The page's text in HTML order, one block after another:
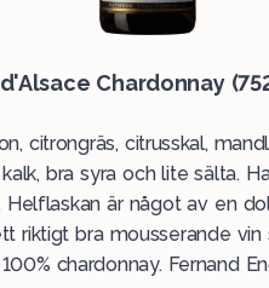
Chardonnay (
citrongräs, citrusskal,
kalk, bra syra och lite sälta.
Helflaskan är något av en
riktigt bra mousserande
chardonnay. Fernand